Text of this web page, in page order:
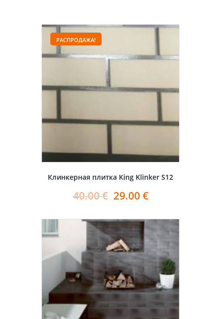
РАСПРОДАЖА!
Клинкерная плитка King Klinker S12
40.00€ 29.00 €